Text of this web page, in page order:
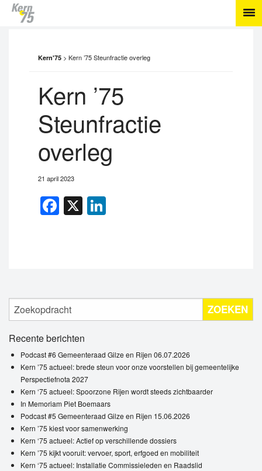
Kern'75 > Kern ’75 Steunfractie overleg
Kern ’75
Steunfractie
overleg
21 april 2023
Facebook
X
ZOEKEN
Recente berichten
Podcast #6 Gemeenteraad Gilze en Rijen 06.07.2026
Kern ’75 actueel: brede steun voor onze voorstellen bij gemeentelijke
Perspectiefnota 2027
Kern ‘75 actueel: Spoorzone Rijen wordt steeds zichtbaarder
In Memoriam Piet Boemaars
Podcast #5 Gemeenteraad Gilze en Rijen 15.06.2026
Kern ’75 kiest voor samenwerking
Kern ‘75 actueel: Actief op verschillende dossiers
Kern ’75 kijkt vooruit: vervoer, sport, erfgoed en mobiliteit
Kern ‘75 actueel: Installatie Commissieleden en Raadslid